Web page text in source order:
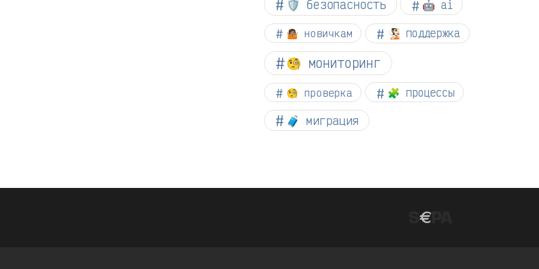
🛡️ безопасность 🤖 ai
🤷🏽 новичкам 🧏🏻 поддержка
🧐 мониторинг
🧐 проверка 🧩 процессы
🧳 миграция